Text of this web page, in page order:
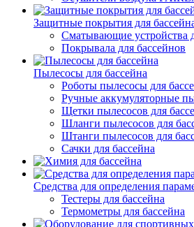
Защитные покрытия для
Сматывающие устройства
Покрывала для бассейнов
Пылесосы для бассейна
Роботы пылесосы для
Ручные аккумуляторные
Щетки пылесосов для
Шланги пылесосов для
Штанги пылесосов для
Сачки для бассейна
Средства для определения
Тестеры для бассейна
Термометры для бассейна